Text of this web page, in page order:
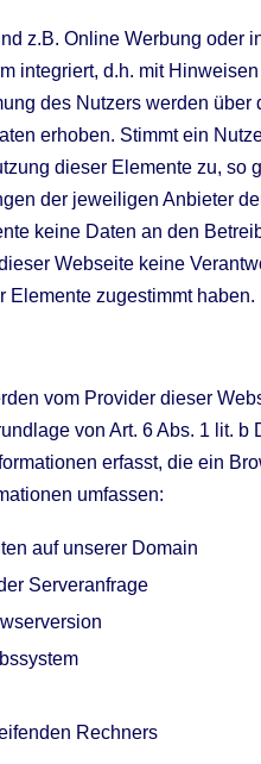
z.B. Online Werbung oder
integriert, d.h. mit
des Nutzers werden
erhoben. Stimmt ein
dieser Elemente zu, so
der jeweiligen Anbieter
keine Daten an den
Webseite keine
Elemente zugestimmt haben.
vom Provider dieser
von Art. 6 Abs. 1 lit.
erfasst, die ein
umfassen:
auf unserer Domain
Serveranfrage
Rechners